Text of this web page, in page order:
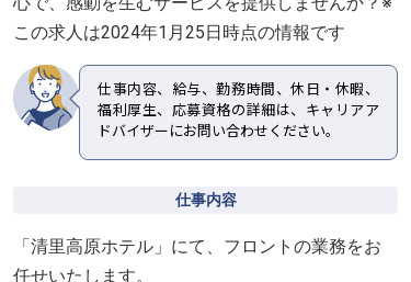
この求人は2024年1月25日時点の情報です
仕事内容、給与、勤務時間、休日・休暇、
福利厚生、応募資格の詳細は、キャリアア
ドバイザーにお問い合わせください。
仕事内容
「清里高原ホテル」にて、フロントの業務をお
任せいたします。